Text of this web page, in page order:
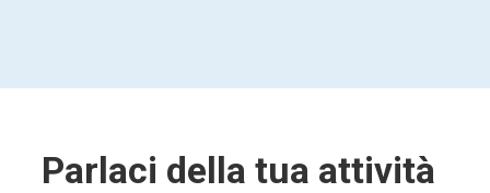
Parlaci della tua attività